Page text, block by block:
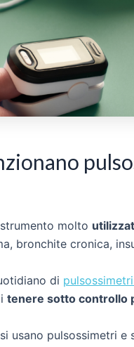
molto
bronchite cronica,
di
tenere sotto controllo
usano pulsossimetri e